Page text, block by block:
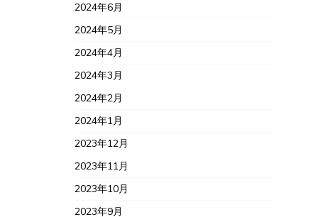
2024年6月
2024年5月
2024年4月
2024年3月
2024年2月
2024年1月
2023年12月
2023年11月
2023年10月
2023年9月